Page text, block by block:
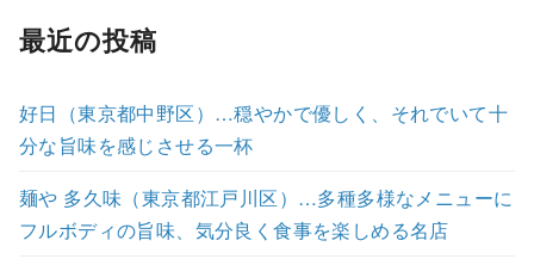
最近の投稿
好日（東京都中野区）…穏やかで優しく、それでいて十
分な旨味を感じさせる一杯
麺や 多久味（東京都江戸川区）…多種多様なメニューに
フルボディの旨味、気分良く食事を楽しめる名店